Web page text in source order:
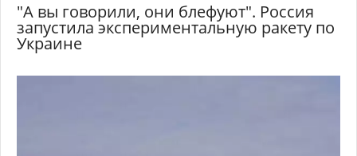
"А вы говорили, они блефуют". Россия
запустила экспериментальную ракету по
Украине